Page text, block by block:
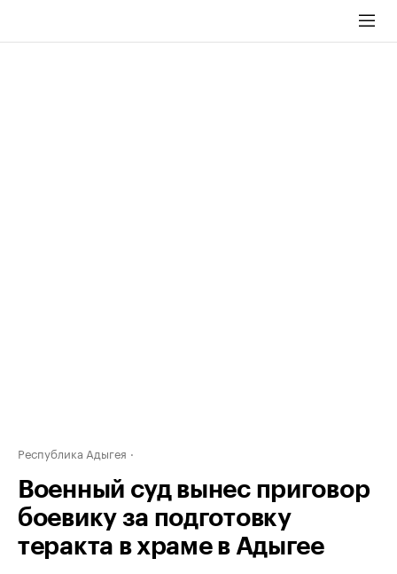
Республика Адыгея
Военный суд вынес приговор
боевику за подготовку
теракта в храме в Адыгее